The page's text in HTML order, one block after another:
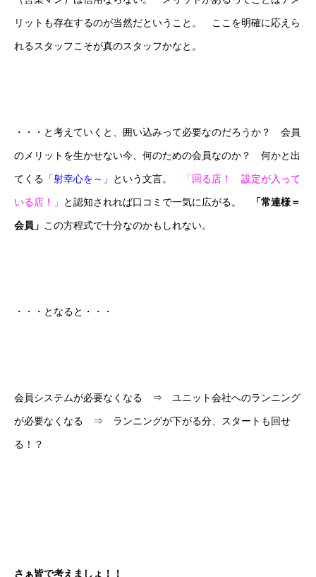
リットも存在するのが当然だということ。 ここを明確に応えら
れるスタッフこそが真のスタッフかなと。
・・・と考えていくと、囲い込みって必要なのだろうか？ 会員
のメリットを生かせない今、何のための会員なのか？ 何かと出
てくる 「射幸心を～」 という文言。 「回る店！ 設定が入って
いる店！」 と認知されれば口コミで一気に広がる。 「常連様＝
会員」 この方程式で十分なのかもしれない。
・・・となると・・・
会員システムが必要なくなる ⇒ ユニット会社へのランニング
が必要なくなる ⇒ ランニングが下がる分、スタートも回せ
る！？
さぁ皆で考えましょ！！